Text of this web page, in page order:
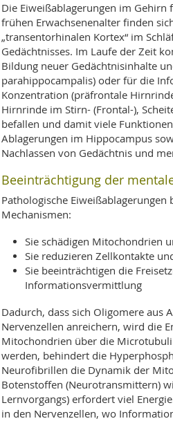
Die Eiweißablagerungen im
frühen Erwachsenenalter finden
„transentorhinalen Kortex“ im
Gedächtnisses. Im Laufe der Zeit
Bildung neuer Gedächtnisinhalte
parahippocampalis) oder für die
Konzentration (präfrontale
Hirnrinde im Stirn- (Frontal-),
befallen und damit viele
Ablagerungen im Hippocampus
Nachlassen von Gedächtnis und
Beeinträchtigung der
Pathologische
Mechanismen:
Sie schädigen Mitochondrien
Sie reduzieren Zellkontakte
Sie beeinträchtigen die
Informationsvermittlung
Dadurch, dass sich Oligomere aus
Nervenzellen anreichern, wird die
Mitochondrien über die
werden, behindert die
Neurofibrillen die Dynamik der
Botenstoffen (Neurotransmittern)
Lernvorgangs) erfordert viel
in den Nervenzellen, wo